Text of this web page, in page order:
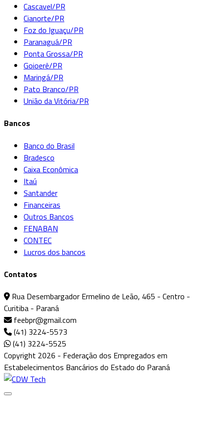
Cascavel/PR
Cianorte/PR
Foz do Iguaçu/PR
Paranaguá/PR
Ponta Grossa/PR
Goioerê/PR
Maringá/PR
Pato Branco/PR
União da Vitória/PR
Bancos
Banco do Brasil
Bradesco
Caixa Econômica
Itaú
Santander
Financeiras
Outros Bancos
FENABAN
CONTEC
Lucros dos bancos
Contatos
Rua Desembargador Ermelino de Leão, 465 - Centro -
Curitiba - Paraná
feebpr@gmail.com
(41) 3224-5573
(41) 3224-5525
Copyright 2026 - Federação dos Empregados em
Estabelecimentos Bancários do Estado do Paraná